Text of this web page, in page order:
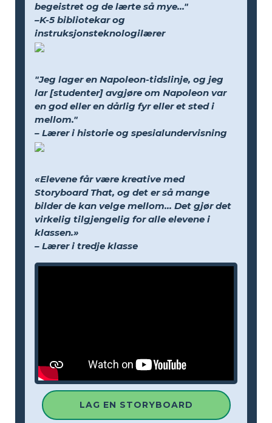
begeistret og de lærte så mye..."
–K-5 bibliotekar og
instruksjonsteknologilærer
"Jeg lager en Napoleon-tidslinje, og jeg
lar [studenter] avgjøre om Napoleon var
en god eller en dårlig fyr eller et sted i
mellom."
– Lærer i historie og spesialundervisning
«Elevene får være kreative med
Storyboard That, og det er så mange
bilder de kan velge mellom... Det gjør det
virkelig tilgjengelig for alle elevene i
klassen.»
– Lærer i tredje klasse
LAG EN STORYBOARD